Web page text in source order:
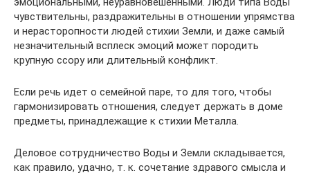
чувствительны, раздражительны в отношении упрямства
и нерасторопности людей стихии Земли, и даже самый
незначительный всплеск эмоций может породить
крупную ссору или длительный конфликт.
Если речь идет о семейной паре, то для того, чтобы
гармонизировать отношения, следует держать в доме
предметы, принадлежащие к стихии Металла.
Деловое сотрудничество Воды и Земли складывается,
как правило, удачно, т. к. сочетание здравого смысла и